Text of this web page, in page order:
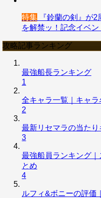
特集 『鈴蘭の剣』が2
を解禁ッ！記念イベ
攻略記事ランキング
最強船長ランキング
1
全キャラ一覧｜キャラ
2
最新リセマラの当たり
3
最強船員ランキング
とめ
4
ルフィ&ボニーの評価